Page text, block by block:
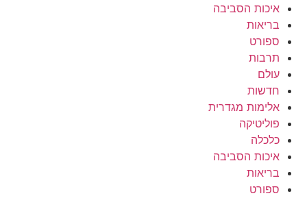
איכות הסביבה
בריאות
ספורט
תרבות
עולם
חדשות
אלימות מגדרית
פוליטיקה
כלכלה
איכות הסביבה
בריאות
ספורט